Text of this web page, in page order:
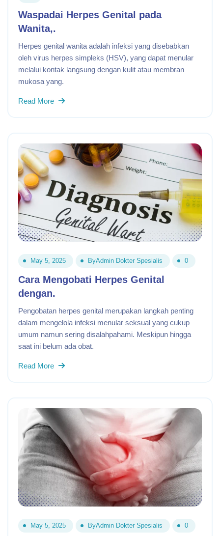
Waspadai Herpes Genital pada
Wanita,.
Herpes genital wanita adalah infeksi yang disebabkan
oleh virus herpes simpleks (HSV), yang dapat menular
melalui kontak langsung dengan kulit atau membran
mukosa yang.
Read More
May 5, 2025 ByAdmin Dokter Spesialis 0
Cara Mengobati Herpes Genital
dengan.
Pengobatan herpes genital merupakan langkah penting
dalam mengelola infeksi menular seksual yang cukup
umum namun sering disalahpahami. Meskipun hingga
saat ini belum ada obat.
Read More
May 5, 2025 ByAdmin Dokter Spesialis 0